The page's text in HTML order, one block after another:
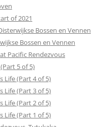
of 2021
Bossen en Vennen
Bossen en Vennen
Pacific Rendezvous
5 of 5)
Life (Part 4 of 5)
Life (Part 3 of 5)
Life (Part 2 of 5)
Life (Part 1 of 5)